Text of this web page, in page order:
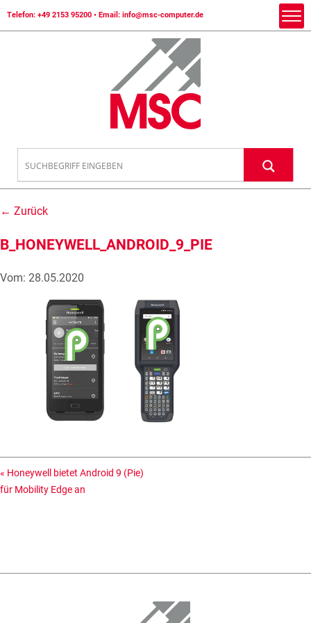
Telefon: +49 2153 95200 • Email: info@msc-computer.de
← Zurück
B_HONEYWELL_ANDROID_9_PIE
Vom: 28.05.2020
« Honeywell bietet Android 9 (Pie)
für Mobility Edge an